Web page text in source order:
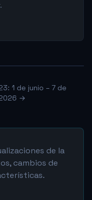
1 de junio – 7 de
→
de la
cambios de